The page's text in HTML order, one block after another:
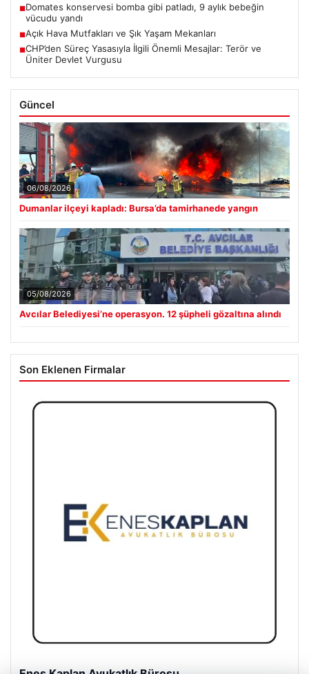
■Domates konservesi bomba gibi patladı, 9 aylık bebeğin
vücudu yandı
■Açık Hava Mutfakları ve Şık Yaşam Mekanları
■CHP’den Süreç Yasasıyla İlgili Önemli Mesajlar: Terör ve
Üniter Devlet Vurgusu
Güncel
06/08/2026
Dumanlar ilçeyi kapladı: Bursa’da tamirhanede yangın
05/08/2026
Avcılar Belediyesi’ne operasyon. 12 şüpheli gözaltına alındı
Son Eklenen Firmalar